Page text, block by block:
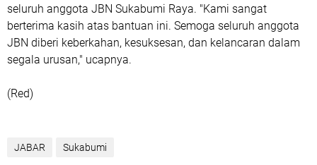
seluruh anggota JBN Sukabumi Raya. "Kami sangat
berterima kasih atas bantuan ini. Semoga seluruh anggota
JBN diberi keberkahan, kesuksesan, dan kelancaran dalam
segala urusan," ucapnya.
(Red)
JABAR Sukabumi